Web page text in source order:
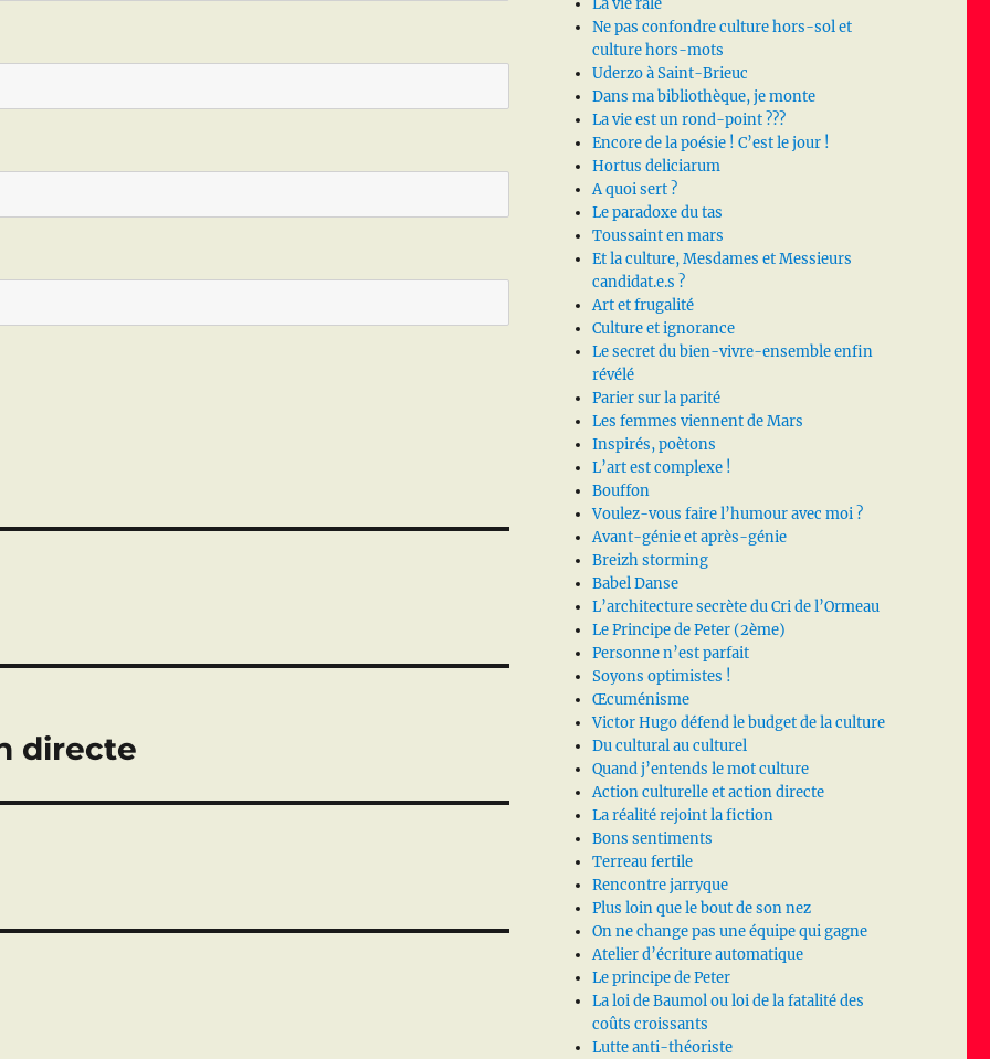
directe
La vie râle
Ne pas confondre culture hors-sol et
culture hors-mots
Uderzo à Saint-Brieuc
Dans ma bibliothèque, je monte
La vie est un rond-point ???
Encore de la poésie ! C’est le jour !
Hortus deliciarum
A quoi sert ?
Le paradoxe du tas
Toussaint en mars
Et la culture, Mesdames et Messieurs
candidat.e.s ?
Art et frugalité
Culture et ignorance
Le secret du bien-vivre-ensemble enfin
révélé
Parier sur la parité
Les femmes viennent de Mars
Inspirés, poètons
L’art est complexe !
Bouffon
Voulez-vous faire l’humour avec moi ?
Avant-génie et après-génie
Breizh storming
Babel Danse
L’architecture secrète du Cri de l’Ormeau
Le Principe de Peter (2ème)
Personne n’est parfait
Soyons optimistes !
Œcuménisme
Victor Hugo défend le budget de la culture
Du cultural au culturel
Quand j’entends le mot culture
Action culturelle et action directe
La réalité rejoint la fiction
Bons sentiments
Terreau fertile
Rencontre jarryque
Plus loin que le bout de son nez
On ne change pas une équipe qui gagne
Atelier d’écriture automatique
Le principe de Peter
La loi de Baumol ou loi de la fatalité des
coûts croissants
Lutte anti-théoriste